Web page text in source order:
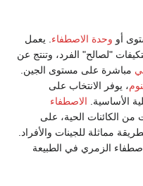
أو وحدة الاصطفاء . يعمل
"لصالح" الفرد، وتنتج عن
مباشرة على مستوى الجين.
، يوفر الانتخاب على
الأساسية. الاصطفاء
الكائنات الحية، على
مماثلة للجينات والأفراد.
الزمري في الطبيعة